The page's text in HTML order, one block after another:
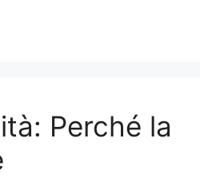
Perché la